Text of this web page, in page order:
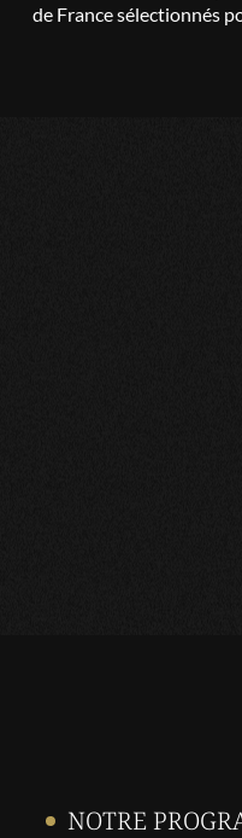
de France sélectionnés
NOTRE